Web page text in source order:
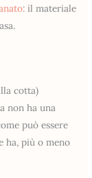
: il materiale
cotta)
non ha una
può essere
ha, più o meno